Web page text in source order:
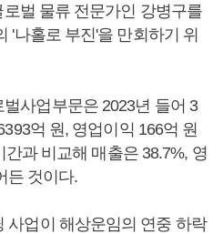
벌 물류 전문가인 강병구를
'나홀로 부진'을 만회하기 위
사업부문은 2023년 들어 3
억 원, 영업이익 166억 원
과 비교해 매출은 38.7%, 영
든 것이다.
사업이 해상운임의 연중 하락